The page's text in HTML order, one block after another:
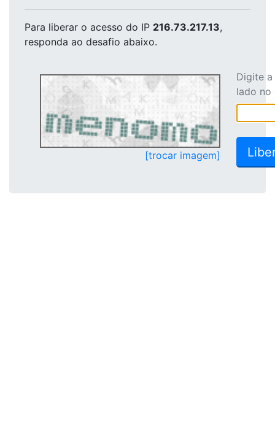
Para liberar o acesso do IP 216.73.217.13,
responda ao desafio abaixo.
[trocar imagem]
Digite
lado no